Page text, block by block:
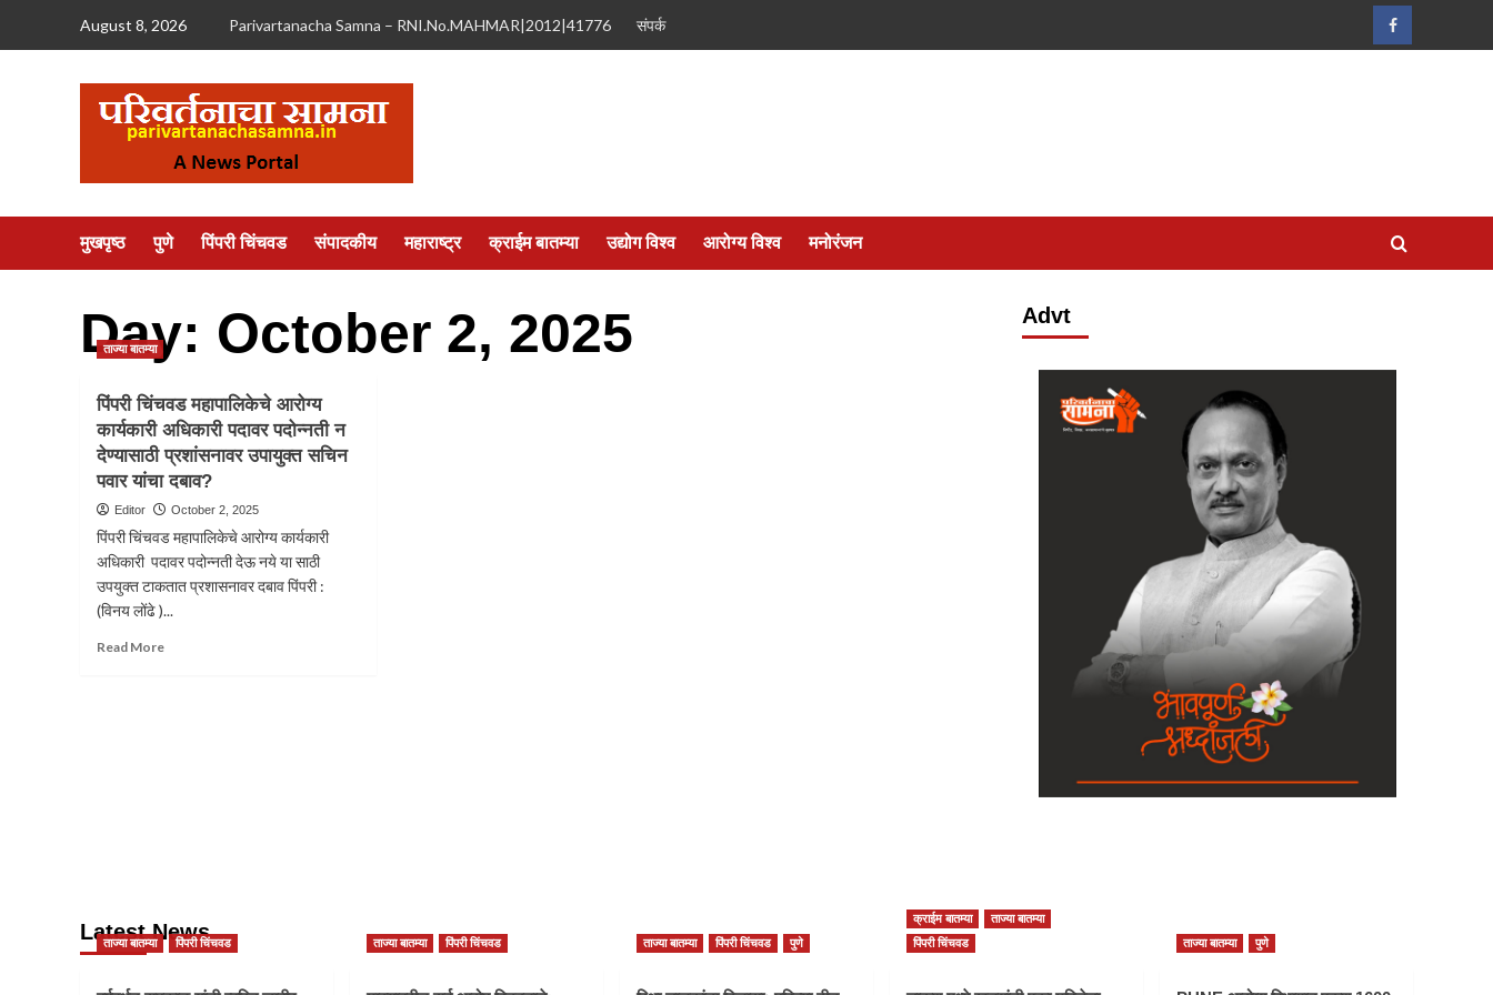
August 8, 2026 Parivartanacha Samna – RNI.No.MAHMAR|2012|41776 संपर्क
Facebook
मुखपृष्ठ पुणे पिंपरी चिंचवड संपादकीय महाराष्ट्र क्राईम बातम्या उद्योग विश्व आरोग्य विश्व मनोरंजन
Day: October 2, 2025
ताज्या बातम्या
पिंपरी चिंचवड महापालिकेचे आरोग्य
कार्यकारी अधिकारी पदावर पदोन्नती न
देण्यासाठी प्रशांसनावर उपायुक्त सचिन
पवार यांचा दबाव?
Editor October 2, 2025
पिंपरी चिंचवड महापालिकेचे आरोग्य कार्यकारी
अधिकारी पदावर पदोन्नती देऊ नये या साठी
उपयुक्त टाकतात प्रशासनावर दबाव पिंपरी :
(विनय लोंढे )...
Read MoreRead
सचिन
Advt
Latest News
ताज्या बातम्या पिंपरी चिंचवड ताज्या बातम्या पिंपरी चिंचवड ताज्या बातम्या पिंपरी चिंचवड पुणे
क्राईम बातम्या
ताज्या बातम्या
पिंपरी चिंचवड
ताज्या बातम्या पुणे